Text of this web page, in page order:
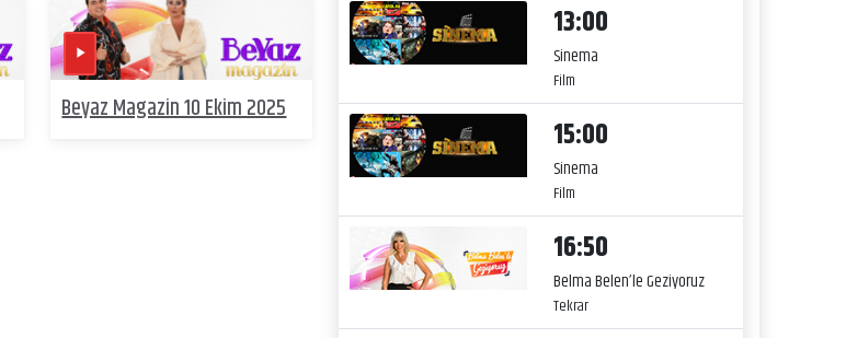
Beyaz Magazin 10 Ekim 2025
13:00
Sinema
Film
15:00
Sinema
Film
16:50
Belma Belen’le Geziyoruz
Tekrar